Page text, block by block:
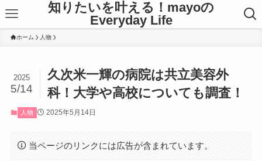
知りたいを叶える！mayoの
Everyday Life
ホーム 人物
久次米一輝の病院は共立美容外
科！大学や高校についても調査！
2025
5/14
人物 2025年5月14日
当ページのリンクには広告が含まれています。